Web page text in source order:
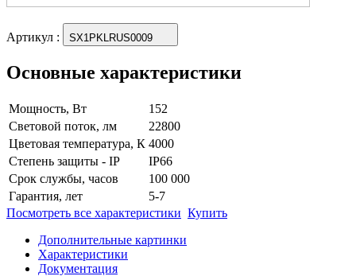
Артикул : SX1PKLRUS0009
Основные характеристики
Мощность, Вт
152
Световой поток, лм
22800
Цветовая температура, К 4000
Степень защиты - IP
IP66
Срок службы, часов
100 000
Гарантия, лет
5-7
Посмотреть все характеристики Купить
Дополнительные картинки
Характеристики
Документация